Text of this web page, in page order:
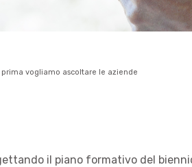
vogliamo ascoltare le aziende
il piano formativo del